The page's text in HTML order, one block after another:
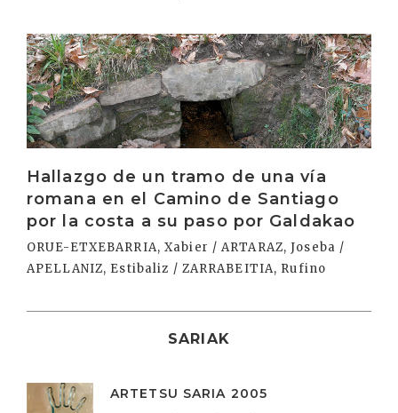
Hallazgo de un tramo de una vía
romana en el Camino de Santiago
por la costa a su paso por Galdakao
ORUE-ETXEBARRIA, Xabier / ARTARAZ, Joseba /
APELLANIZ, Estibaliz / ZARRABEITIA, Rufino
Irakurri
SARIAK
ARTETSU SARIA 2005